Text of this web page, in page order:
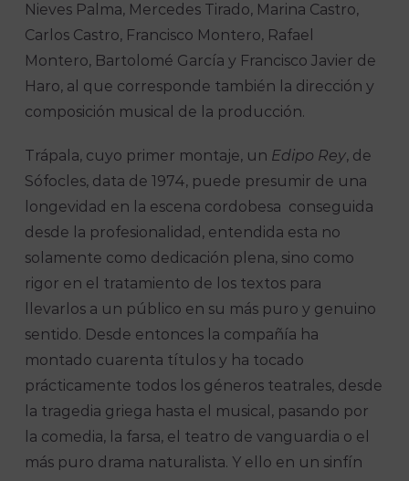
Nieves Palma, Mercedes Tirado, Marina Castro,
Carlos Castro, Francisco Montero, Rafael
Montero, Bartolomé García y Francisco Javier de
Haro, al que corresponde también la dirección y
composición musical de la producción.
Trápala, cuyo primer montaje, un Edipo Rey, de
Sófocles, data de 1974, puede presumir de una
longevidad en la escena cordobesa conseguida
desde la profesionalidad, entendida esta no
solamente como dedicación plena, sino como
rigor en el tratamiento de los textos para
llevarlos a un público en su más puro y genuino
sentido. Desde entonces la compañía ha
montado cuarenta títulos y ha tocado
prácticamente todos los géneros teatrales, desde
la tragedia griega hasta el musical, pasando por
la comedia, la farsa, el teatro de vanguardia o el
más puro drama naturalista. Y ello en un sinfín